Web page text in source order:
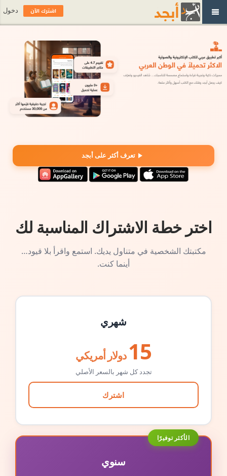
تعرف أكثر على أبجد
اختر خطة الاشتراك المناسبة لك
مكتبتك الشخصية في متناول يديك. استمع واقرأ بلا قيود…
أينما كنت.
شهري
15 دولار أمريكي
تجدد كل شهر بالسعر الأصلي
اشترك
الأكثر توفيرًا
سنوي
اشترك الآن دخول